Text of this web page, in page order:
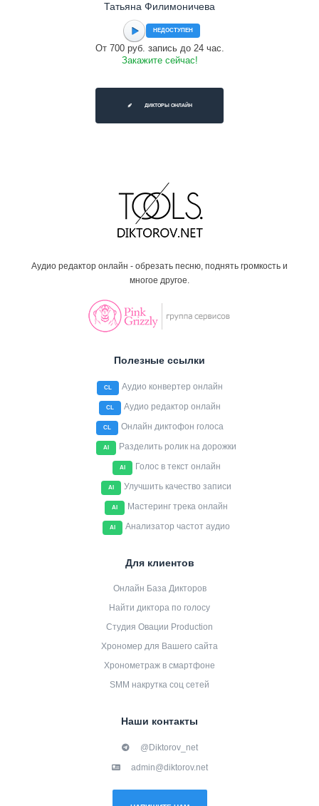
Татьяна Филимоничева
НЕДОСТУПЕН
От 700 руб. запись до 24 час.
Закажите сейчас!
ДИКТОРЫ ОНЛАЙН
Аудио редактор онлайн - обрезать песню, поднять громкость и
многое другое.
Полезные ссылки
CL Аудио конвертер онлайн
CL Аудио редактор онлайн
CL Онлайн диктофон голоса
AI Разделить ролик на дорожки
AI Голос в текст онлайн
AI Улучшить качество записи
AI Мастеринг трека онлайн
AI Анализатор частот аудио
Для клиентов
Онлайн База Дикторов
Найти диктора по голосу
Студия Овации Production
Хрономер для Вашего сайта
Хронометраж в смартфоне
SMM накрутка соц сетей
Наши контакты
@Diktorov_net
admin@diktorov.net